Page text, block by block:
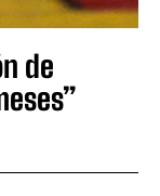
de